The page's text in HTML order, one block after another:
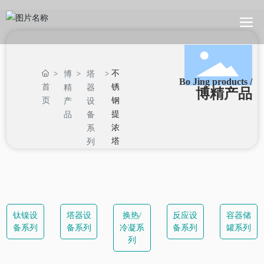
首
页
博
精
产
品
塔
器
设
备
系
列
不
锈
钢
提
浓
塔
Bo Jing products /
博精产品
钛镍设
备系列
塔器设
备系列
换热/
冷凝系
列
反应设
备系列
容器储
罐系列